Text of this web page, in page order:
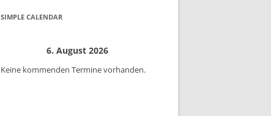
SIMPLE CALENDAR
6. August 2026
Keine kommenden Termine vorhanden.